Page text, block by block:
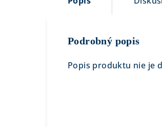
Podrobný popis
Popis produktu nie je